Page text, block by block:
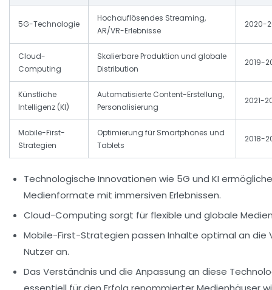
5G-Technologie
Hochauflösendes Streaming,
AR/VR-Erlebnisse
2020-
Cloud-
Computing
Skalierbare Produktion und globale
Distribution
2019-
Künstliche
Intelligenz (KI)
Automatisierte Content-Erstellung,
Personalisierung
2021-
Mobile-First-
Strategien
Optimierung für Smartphones und
Tablets
2018-
Technologische Innovationen wie 5G und KI
Medienformate mit immersiven Erlebnissen.
Cloud-Computing sorgt für flexible und globale
Mobile-First-Strategien passen Inhalte optimal an die
Nutzer an.
Das Verständnis und die Anpassung an diese